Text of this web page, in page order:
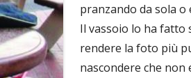
pranzando da sola o
Il vassoio lo ha fatto
rendere la foto più
nascondere che non